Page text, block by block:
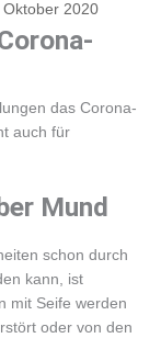
Oktober 2020
das Corona-
auch für
Mund
schon durch
kann, ist
mit Seife werden
oder von den